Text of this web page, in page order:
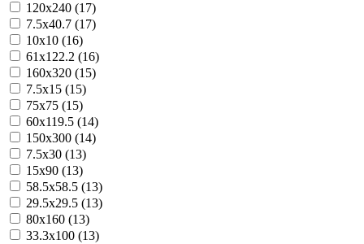
120x240 (17)
7.5x40.7 (17)
10x10 (16)
61x122.2 (16)
160x320 (15)
7.5x15 (15)
75x75 (15)
60x119.5 (14)
150x300 (14)
7.5x30 (13)
15x90 (13)
58.5x58.5 (13)
29.5x29.5 (13)
80x160 (13)
33.3x100 (13)